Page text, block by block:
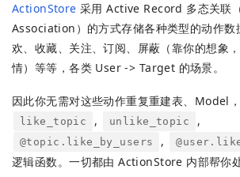
ActionStore 采用 Active Record 多态关联
Association）的方式存储各种类型的动作数
欢、收藏、关注、订阅、屏蔽（靠你的想象
情）等等，各类 User -> Target 的场景。
因此你无需对这些动作重复重建表、Model
like_topic , unlike_topic ,
@topic.like_by_users ,
逻辑函数。一切都由 ActionStore 内部帮你处